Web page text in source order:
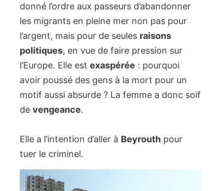
donné l’ordre aux passeurs d’abandonner
les migrants en pleine mer non pas pour
l’argent, mais pour de seules raisons
politiques, en vue de faire pression sur
l’Europe. Elle est exaspérée : pourquoi
avoir poussé des gens à la mort pour un
motif aussi absurde ? La femme a donc soif
de vengeance.
Elle a l’intention d’aller à Beyrouth pour
tuer le criminel.